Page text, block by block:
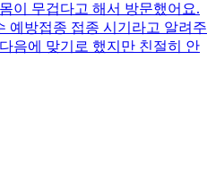
이 무겁다고 해서 방문했어요.
예방접종 접종 시기라고 알려주
음에 맞기로 했지만 친절히 안